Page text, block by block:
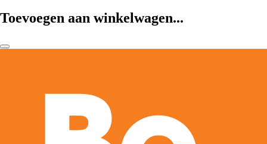
Toevoegen aan winkelwagen...